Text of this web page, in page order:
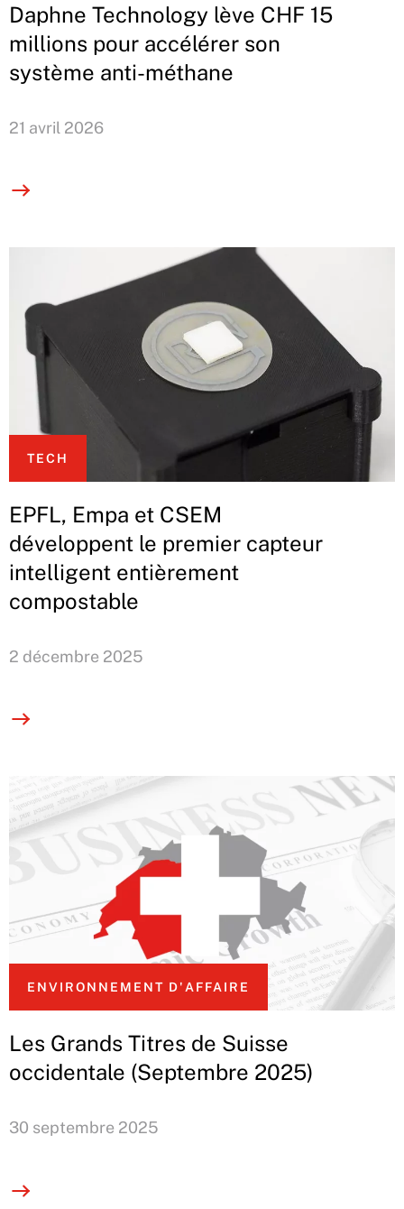
Daphne Technology lève CHF 15
millions pour accélérer son
système anti-méthane
21 avril 2026
TECH
EPFL, Empa et CSEM
développent le premier capteur
intelligent entièrement
compostable
2 décembre 2025
ENVIRONNEMENT D'AFFAIRE
Les Grands Titres de Suisse
occidentale (Septembre 2025)
30 septembre 2025